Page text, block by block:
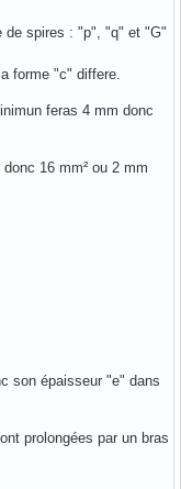
de spires : "p", "q" et "G"
forme "c" differe.
feras 4 mm donc
16 mm² ou 2 mm
son épaisseur "e" dans
prolongées par un bras